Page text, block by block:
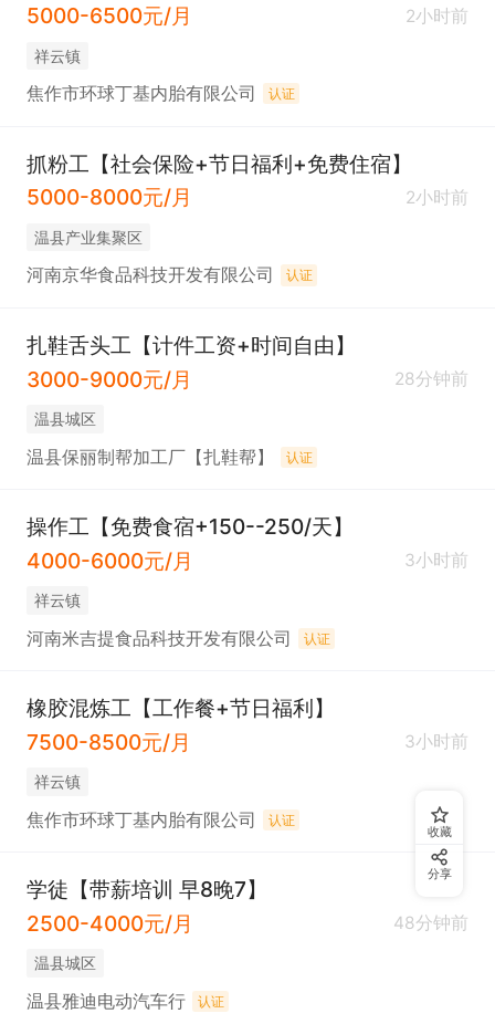
5000-6500元/月
2小时前
祥云镇
焦作市环球丁基内胎有限公司 认证
抓粉工【社会保险+节日福利+免费住宿】
5000-8000元/月
2小时前
温县产业集聚区
河南京华食品科技开发有限公司 认证
扎鞋舌头工【计件工资+时间自由】
3000-9000元/月
28分钟前
温县城区
温县保丽制帮加工厂【扎鞋帮】 认证
操作工【免费食宿+150--250/天】
4000-6000元/月
3小时前
祥云镇
河南米吉提食品科技开发有限公司 认证
橡胶混炼工【工作餐+节日福利】
7500-8500元/月
3小时前
祥云镇
焦作市环球丁基内胎有限公司 认证
学徒【带薪培训 早8晚7】
2500-4000元/月
48分钟前
温县城区
温县雅迪电动汽车行 认证
收藏
分享